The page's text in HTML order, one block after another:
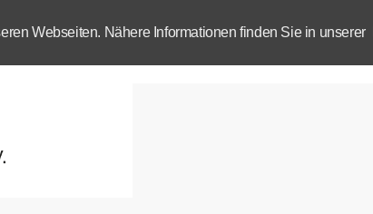
Webseiten. Nähere Informationen finden Sie in unserer
Aktuelles